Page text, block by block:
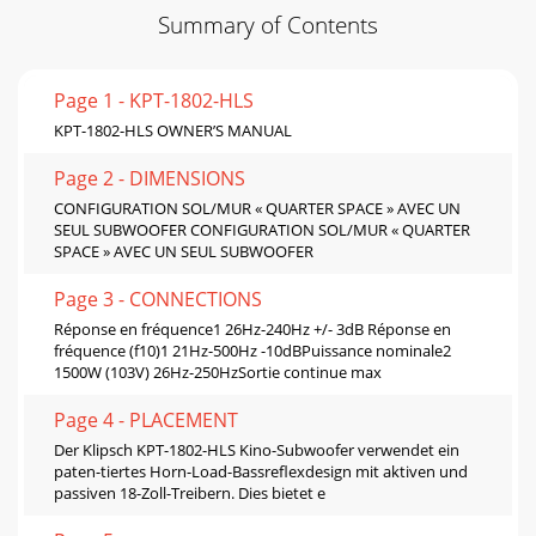
Summary of Contents
Page 1 - KPT-1802-HLS
KPT-1802-HLS OWNER’S MANUAL
Page 2 - DIMENSIONS
CONFIGURATION SOL/MUR « QUARTER SPACE » AVEC UN
SEUL SUBWOOFER CONFIGURATION SOL/MUR « QUARTER
SPACE » AVEC UN SEUL SUBWOOFER
Page 3 - CONNECTIONS
Réponse en fréquence1 26Hz-240Hz +/- 3dB Réponse en
fréquence (f10)1 21Hz-500Hz -10dBPuissance nominale2
1500W (103V) 26Hz-250HzSortie continue max
Page 4 - PLACEMENT
Der Klipsch KPT-1802-HLS Kino-Subwoofer verwendet ein
paten-tiertes Horn-Load-Bassreﬂexdesign mit aktiven und
passiven 18-Zoll-Treibern. Dies bietet e